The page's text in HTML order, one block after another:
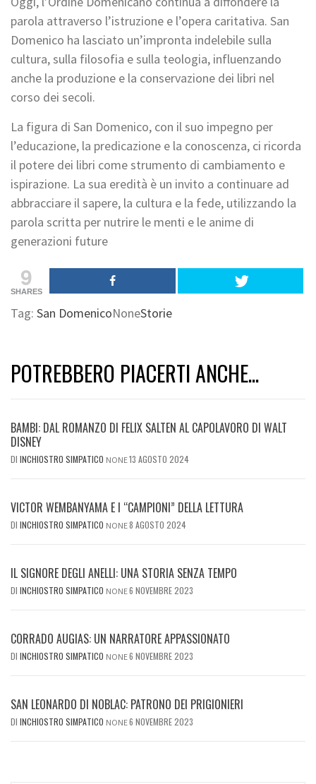
parola attraverso l’istruzione e l’opera caritativa. San
Domenico ha lasciato un’impronta indelebile sulla
cultura, sulla filosofia e sulla teologia, influenzando
anche la produzione e la conservazione dei libri nel
corso dei secoli.
La figura di San Domenico, con il suo impegno per
l’educazione, la predicazione e la conoscenza, ci ricorda
il potere dei libri come strumento di cambiamento e
ispirazione. La sua eredità è un invito a continuare ad
abbracciare il sapere, la cultura e la fede, utilizzando la
parola scritta per nutrire le menti e le anime di
generazioni future
9
SHARES
Tag: San DomenicoNoneStorie
POTREBBERO PIACERTI ANCHE...
BAMBI: DAL ROMANZO DI FELIX SALTEN AL CAPOLAVORO DI WALT
DISNEY
DI INCHIOSTRO SIMPATICO NONE13 AGOSTO 2024
VICTOR WEMBANYAMA E I “CAMPIONI” DELLA LETTURA
DI INCHIOSTRO SIMPATICO NONE8 AGOSTO 2024
IL SIGNORE DEGLI ANELLI: UNA STORIA SENZA TEMPO
DI INCHIOSTRO SIMPATICO NONE6 NOVEMBRE 2023
CORRADO AUGIAS: UN NARRATORE APPASSIONATO
DI INCHIOSTRO SIMPATICO NONE6 NOVEMBRE 2023
SAN LEONARDO DI NOBLAC: PATRONO DEI PRIGIONIERI
DI INCHIOSTRO SIMPATICO NONE6 NOVEMBRE 2023